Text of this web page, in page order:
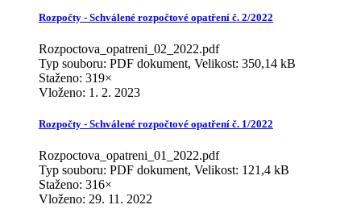
Rozpočty - Schválené rozpočtové opatření č. 2/2022
Rozpoctova_opatreni_02_2022.pdf
Typ souboru: PDF dokument, Velikost: 350,14 kB
Staženo: 319×
Vloženo: 1. 2. 2023
Rozpočty - Schválené rozpočtové opatření č. 1/2022
Rozpoctova_opatreni_01_2022.pdf
Typ souboru: PDF dokument, Velikost: 121,4 kB
Staženo: 316×
Vloženo: 29. 11. 2022